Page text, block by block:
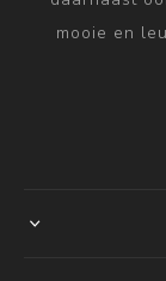
mooie en